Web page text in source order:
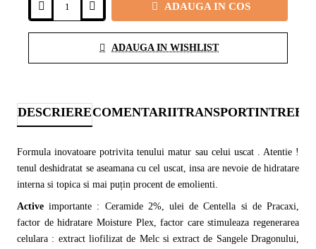
ADAUGA IN COS
ADAUGA IN WISHLIST
DESCRIERECOMENTARIITRANSPORT
Formula inovatoare potrivita tenului matur sau celui uscat . Atentie !
tenul deshidratat se aseamana cu cel uscat, insa are nevoie de hidratare
interna si topica si mai puțin procent de emolienti.
Active importante : Ceramide 2%, ulei de Centella si de Pracaxi,
factor de hidratare Moisture Plex, factor care stimuleaza regenerarea
celulara : extract liofilizat de Melc si extract de Sangele Dragonului,